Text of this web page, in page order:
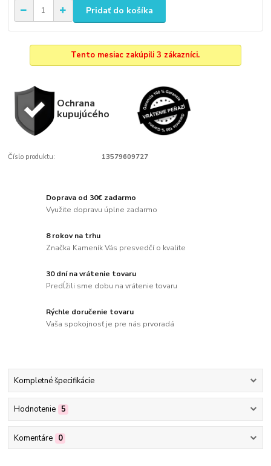
Pridať do košíka
Tento mesiac zakúpili 3 zákazníci.
Ochrana
kupujúcého
Číslo produktu: 13579609727
Doprava od 30€ zadarmo
Využite dopravu úplne zadarmo
8 rokov na trhu
Značka Kameník Vás presvedčí o kvalite
30 dní na vrátenie tovaru
Predĺžili sme dobu na vrátenie tovaru
Rýchle doručenie tovaru
Vaša spokojnosť je pre nás prvoradá
Kompletné špecifikácie
Hodnotenie 5
Komentáre 0